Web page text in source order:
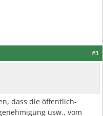
#3
dass die öffentlich-
usw., vom